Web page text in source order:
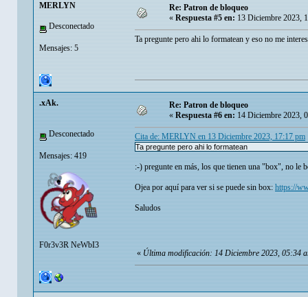
MERLYN
Desconectado
Mensajes: 5
Re: Patron de bloqueo
« Respuesta #5 en: 13 Diciembre 2023,
Ta pregunte pero ahi lo formatean y eso no me
.xAk.
Desconectado
Mensajes: 419
F0r3v3R NeWbI3
Re: Patron de bloqueo
«Respuesta #6 en:14 Diciembre 2023,
Cita de: MERLYN en 13 Diciembre 2023, 17:17 pm
Ta pregunte pero ahi lo formatean
:-) pregunte en más, los que tienen una "box", no le
Ojea por aquí para ver si se puede sin box:https://
Saludos
«Última modificación: 14 Diciembre 2023, 05:34